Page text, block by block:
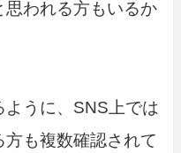
われる方もいるか
うに、SNS上では
も複数確認されて